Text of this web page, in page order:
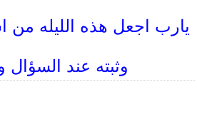
يارب اجعل هذه الليله من
وثبته عند السؤال